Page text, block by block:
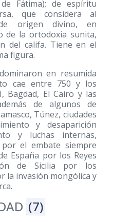
Fátima); de espíritu
que considera al
origen divino, en
de la ortodoxia sunita,
del califa. Tiene en el
figura.
en resumida
cae entre 750 y los
Bagdad, El Cairo y las
de algunos de
Túnez, ciudades
y desaparición
y luchas internas,
por el embate siempre
España por los Reyes
de Sicilia por los
la invasión mongólica y
(7)